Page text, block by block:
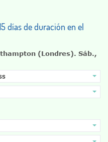
días de duración en el
(Londres). Sáb.,